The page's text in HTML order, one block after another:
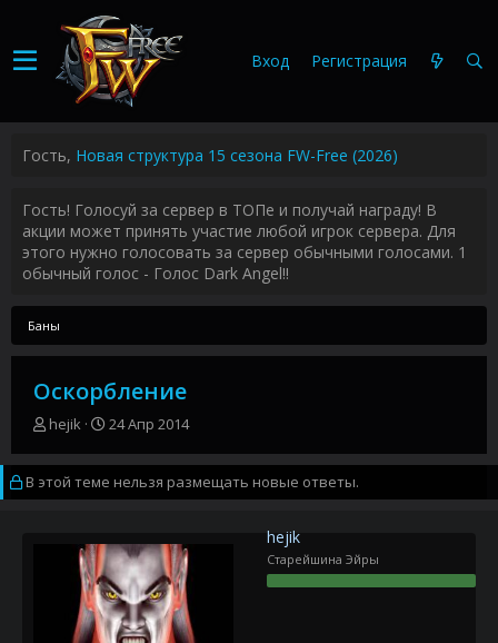
Вход Регистрация
Гость, Новая структура 15 сезона FW-Free (2026)
Гость! Голосуй за сервер в ТОПе и получай награду! В
акции может принять участие любой игрок сервера. Для
этого нужно голосовать за сервер обычными голосами. 1
обычный голос - Голос Dark Angel!!
Баны
Оскорбление
А
т
о
р
hejik
Д
т
а
н
ч
а
л
а
24 Апр 2014
В этой теме нельзя размещать новые ответы.
hejik
Старейшина Эйры